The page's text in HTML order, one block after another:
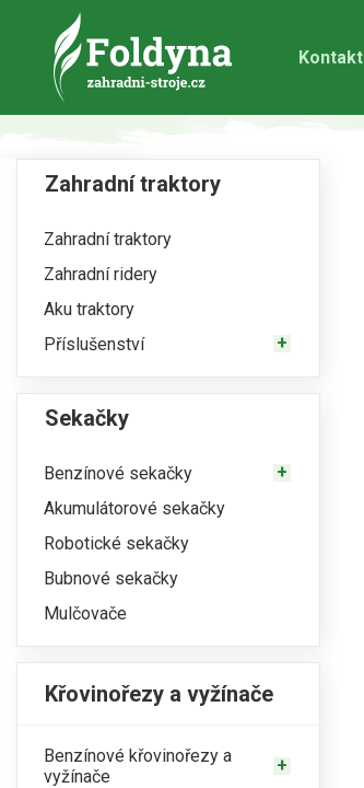
Kontakt
Zahradní traktory
Zahradní traktory
Zahradní ridery
Aku traktory
Příslušenství
Sekačky
Benzínové sekačky
Akumulátorové sekačky
Robotické sekačky
Bubnové sekačky
Mulčovače
Křovinořezy a vyžínače
Benzínové křovinořezy a
vyžínače